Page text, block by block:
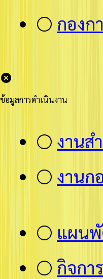
⚪ กองก
ข้อมูลการดำเนินงาน
⚪ งานส
⚪ งานก
⚪ แผน
⚪ กิจกา